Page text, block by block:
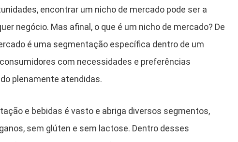
encontrar um nicho de mercado pode ser a
negócio. Mas afinal, o que é um nicho de mercado? De
é uma segmentação específica dentro de um
com necessidades e preferências
plenamente atendidas.
e bebidas é vasto e abriga diversos segmentos,
sem glúten e sem lactose. Dentro desses